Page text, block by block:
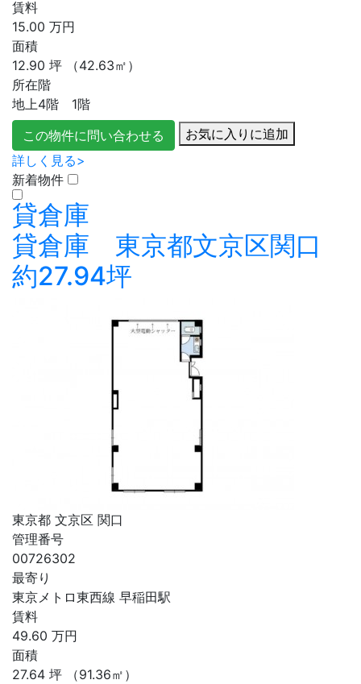
賃料
15.00 万円
面積
12.90 坪 （42.63㎡）
所在階
地上4階 1階
この物件に問い合わせる
お気に入りに追加
詳しく見る>
新着物件
貸倉庫
貸倉庫 東京都文京区関口
約27.94坪
東京都 文京区 関口
管理番号
00726302
最寄り
東京メトロ東西線 早稲田駅
賃料
49.60 万円
面積
27.64 坪 （91.36㎡）